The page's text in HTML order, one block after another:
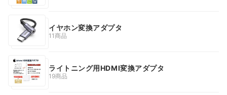
イヤホン変換アダプタ
11商品
ライトニング用HDMI変換アダプタ
19商品